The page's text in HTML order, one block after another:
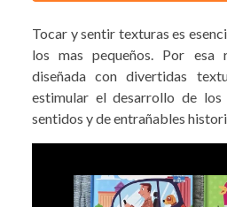
Tocar y sentir texturas es
los mas pequeños. Por esa
diseñada con divertidas
estimular el desarrollo de
sentidos y de entrañables